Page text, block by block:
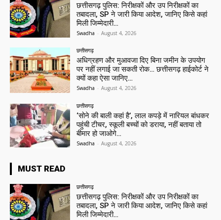
छत्तीसगढ़ पुलिस: निरीक्षकों और उप निरीक्षकों का
तबादला, SP ने जारी किया आदेश, जानिए किसे कहां
मिली जिम्मेदारी…
Swadha - August 4, 2026
छत्तीसगढ़
अधिग्रहण और मुआवजा दिए बिना जमीन के उपयोग
पर नहीं लगाई जा सकती रोक… छत्तीसगढ़ हाईकोर्ट ने
क्यों कहा ऐसा जानिए…
Swadha - August 4, 2026
छत्तीसगढ़
‘सोने की बाली कहां है’, लाल कपड़े में नारियल बांधकर
पहुंची टीचर, स्कूली बच्चों को डराया, नहीं बताया तो
बीमार हो जाओगे…
Swadha - August 4, 2026
MUST READ
छत्तीसगढ़
छत्तीसगढ़ पुलिस: निरीक्षकों और उप निरीक्षकों का
तबादला, SP ने जारी किया आदेश, जानिए किसे कहां
मिली जिम्मेदारी…